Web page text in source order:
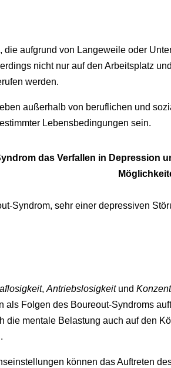
aufgrund von Langeweile oder
nicht nur auf den Arbeitsplatz
werden.
außerhalb von beruflichen und
Lebensbedingungen sein.
das Verfallen in Depression
Syndrom, sehr einer depressiven
,Antriebslosigkeit und
als Folgen des Boureout-Syndroms
die mentale Belastung auch auf den
können das Auftreten